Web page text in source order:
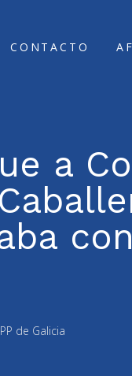
CONTACTO
a
PP de Galicia